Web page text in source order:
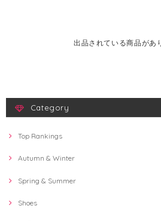
出品されている商品があ
Category
Top Rankings
Autumn & Winter
Spring & Summer
Shoes